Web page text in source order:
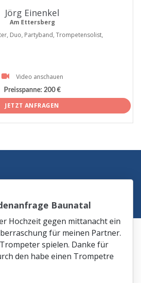
Jörg Einenkel
Am Ettersberg
Duo, Partyband, Trompetensolist,
Video anschauen
Preisspanne: 200 €
JETZT ANFRAGEN
Baunatal
Hochzeit gegen mittanacht ein
für meinen Partner.
spielen. Danke für
den habe einen Trompetre